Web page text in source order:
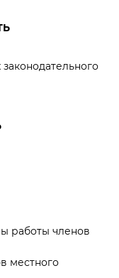
работы членов
местного